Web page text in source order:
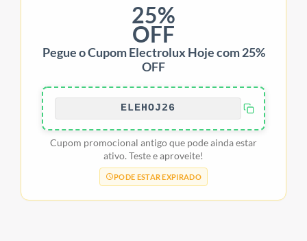
25%
OFF
Pegue o Cupom Electrolux Hoje com 25%
OFF
ELEHOJ26
Cupom promocional antigo que pode ainda estar
ativo. Teste e aproveite!
PODE ESTAR EXPIRADO